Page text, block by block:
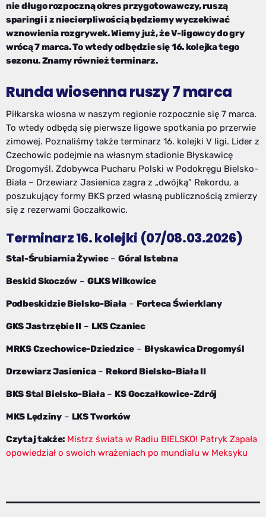
nie długo rozpoczną okres przygotowawczy, ruszą
sparingi i z niecierpliwością będziemy wyczekiwać
wznowienia rozgrywek. Wiemy już, że V-ligowcy do gry
wrócą 7 marca. To wtedy odbędzie się 16. kolejka tego
sezonu. Znamy również terminarz.
Runda wiosenna ruszy 7 marca
Piłkarska wiosna w naszym regionie rozpocznie się 7 marca.
To wtedy odbędą się pierwsze ligowe spotkania po przerwie
zimowej. Poznaliśmy także terminarz 16. kolejki V ligi. Lider z
Czechowic podejmie na własnym stadionie Błyskawicę
Drogomyśl. Zdobywca Pucharu Polski w Podokręgu Bielsko-
Biała – Drzewiarz Jasienica zagra z „dwójką” Rekordu, a
poszukujący formy BKS przed własną publicznością zmierzy
się z rezerwami Goczałkowic.
Terminarz 16. kolejki (07/08.03.2026)
Stal-Śrubiarnia Żywiec–Góral Istebna
Beskid Skoczów– GLKS Wilkowice
Podbeskidzie Bielsko-Biała – Forteca Świerklany
GKS Jastrzębie II– LKS Czaniec
MRKS Czechowice-Dziedzice– Błyskawica Drogomyśl
Drzewiarz Jasienica– Rekord Bielsko-Biała II
BKS Stal Bielsko-Biała– KS Goczałkowice-Zdrój
MKS Lędziny– LKS Tworków
Czytaj także: Mistrz świata w Radiu BIELSKO! Patryk Zapała
opowiedział o swoich wrażeniach po mundialu w Meksyku